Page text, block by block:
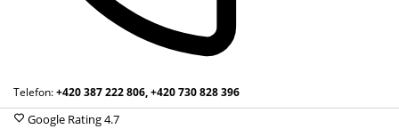
Telefon:+420 387 222 806, +420 730 828 396
Google Rating4.7